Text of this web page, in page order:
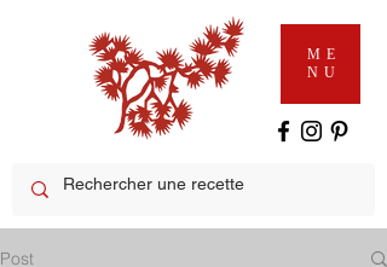
ME
NU
Post